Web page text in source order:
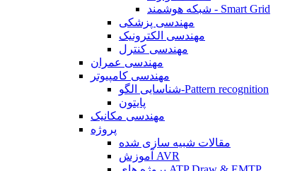
شبکه هوشمند - Smart Grid
مهندسی پزشکی
مهندسی الکترونیک
مهندسی کنترل
مهندسی عمران
مهندسی کامپیوتر
شناسایی الگو-Pattern recognition
پایتون
مهندسی مکانیک
پروژه
مقالات شبیه سازی شده
آموزش AVR